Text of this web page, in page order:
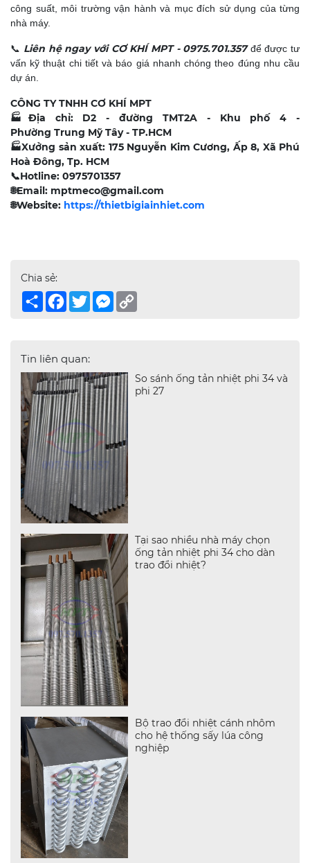
công suất, môi trường vận hành và mục đích sử dụng của từng
nhà máy.
📞 Liên hệ ngay với CƠ KHÍ MPT - 0975.701.357để được tư
vấn kỹ thuật chi tiết và báo giá nhanh chóng theo đúng nhu cầu
dự án.
CÔNG TY TNHH CƠ KHÍ MPT
🏭 Địa chỉ: D2 - đường TMT2A - Khu phố 4 -
Phường Trung Mỹ Tây - TP.HCM
🏭Xưởng sản xuất: 175 Nguyễn Kim Cương, Ấp 8, Xã Phú
Hoà Đông, Tp. HCM
📞Hotline: 0975701357
🌐Email: mptmeco@gmail.com
🌐Website: https://thietbigiainhiet.com
Chia sẻ:
ShareFacebook
TwitterMessenger
Tin liên quan:
So sánh ống tản nhiệt phi 34 và
phi 27
Tại sao nhiều nhà máy chọn
ống tản nhiệt phi 34 cho dàn
trao đổi nhiệt?
Bộ trao đổi nhiệt cánh nhôm
cho hệ thống sấy lúa công
nghiệp